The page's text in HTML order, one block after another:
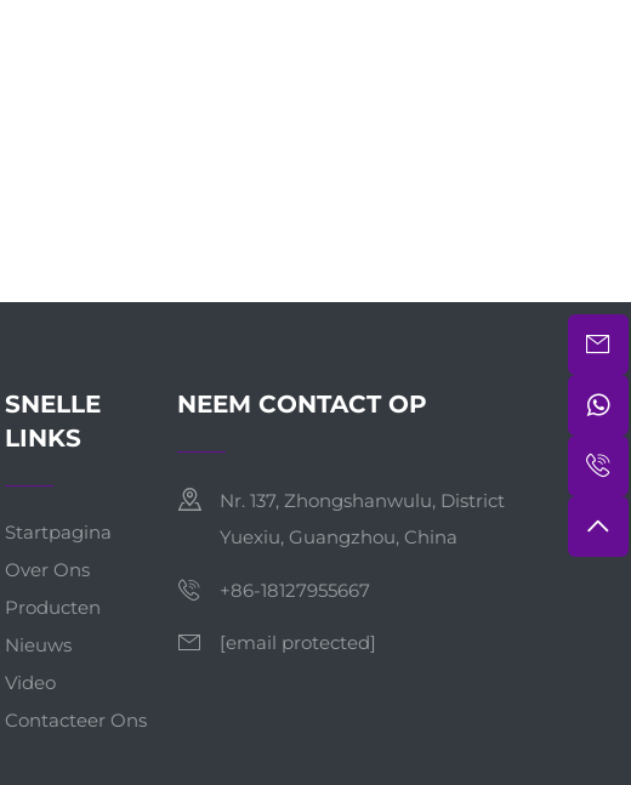
SNELLE
LINKS
Startpagina
Over Ons
Producten
Nieuws
Video
Contacteer Ons
NEEM CONTACT OP
Nr. 137, Zhongshanwulu, District
Yuexiu, Guangzhou, China
+86-18127955667
[email protected]